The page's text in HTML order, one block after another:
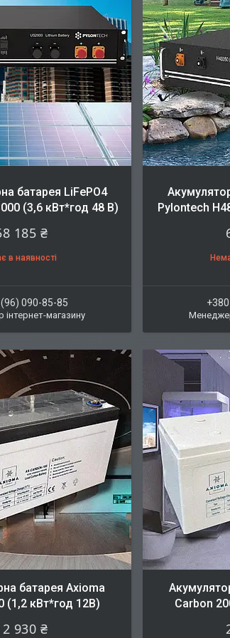
батарея LiFePO4
(3,6 кВт*год 48 В)
185 ₴
в наявності
090-85-85
магазину
Pylontech
батарея Axioma
(1,2 кВт*год 12В)
930 ₴
Carbon